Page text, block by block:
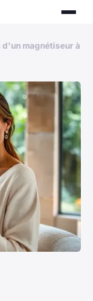
magnétiseur à